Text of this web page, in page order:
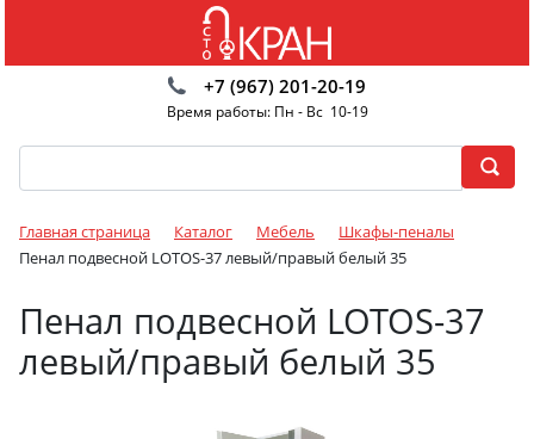
+7 (967) 201-20-19
Время работы: Пн - Вс 10-19
Главная страница Каталог Мебель
Шкафы-пеналы
Пенал подвесной LOTOS-37 левый/правый белый 35
Пенал подвесной LOTOS-37
левый/правый белый 35